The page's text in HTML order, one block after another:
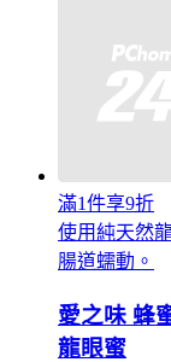
滿1件享9折
使用純天然
腸道蠕動。
愛之味 蜂
龍眼蜜